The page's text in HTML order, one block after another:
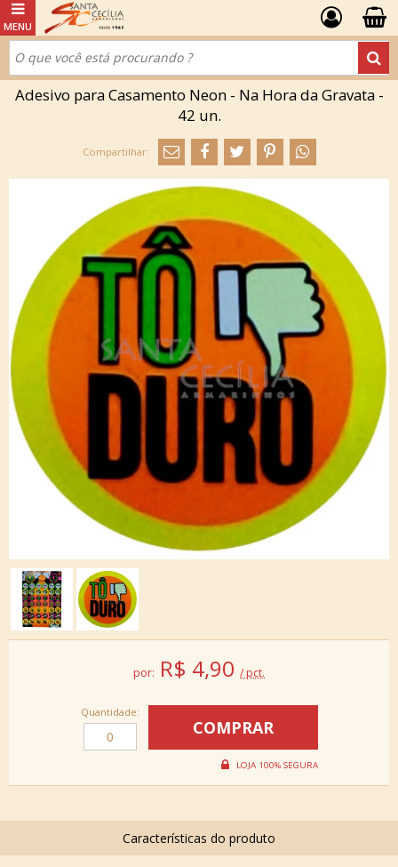
Adesivo para Casamento Neon - Na Hora da Gravata -
42 un.
por: R$ 4,90 / pct.
Quantidade: